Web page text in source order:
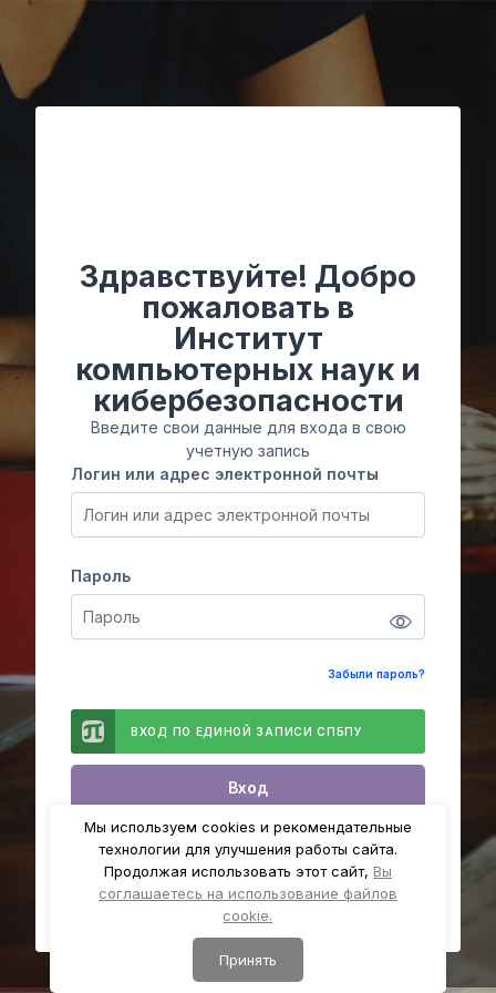
Перейти к основному содержанию
Здравствуйте! Добро
пожаловать в
Институт
компьютерных наук и
кибербезопасности
Введите свои данные для входа в свою
учетную запись
Логин или адрес электронной почты
Логин или адрес электронной почты
Пароль
Пароль
Забыли пароль?
ВХОД ПО ЕДИНОЙ ЗАПИСИ СПБПУ
Вход
Русский ‎(ru)‎
Уведомление о файлах
cookie
Мы используем cookies и рекомендательные
технологии для улучшения работы сайта.
Продолжая использовать этот сайт, Вы
соглашаетесь на использование файлов
cookie.
Принять